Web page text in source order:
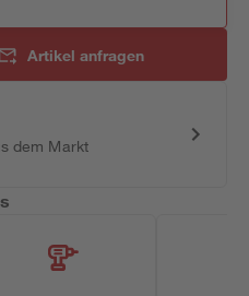
Artikel anfragen
dem Markt